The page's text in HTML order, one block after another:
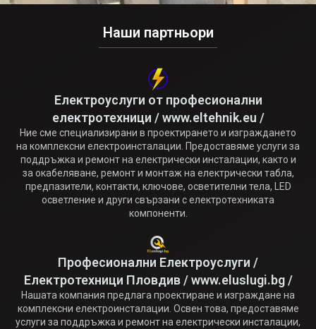
Наши партньори
Електроуслуги от професионални
електротехници / www.eltehnik.eu /
Ние сме специализирани в проектирането и изграждането
на комплексни електроинсталации. Предоставяме услуги за
поддръжка и ремонт на електрически инсталации, както и
за окабеляване, ремонт и монтаж на електрически табла,
предпазители, контакти, ключове, осветителни тела, LED
осветление и други свързани с електротехниката
компоненти.
Професионални Електроуслуги /
Електротехници Пловдив / www.eluslugi.bg /
Нашата компания предлага проектиране и изграждане на
комплексни електроинсталации. Освен това, предоставяме
услуги за поддръжка и ремонт на електрически инсталации,